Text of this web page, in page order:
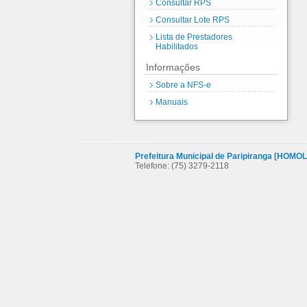
Consultar RPS
Consultar Lote RPS
Lista de Prestadores
Habilitados
Informações
Sobre a NFS-e
Manuais
Prefeitura Municipal de Paripiranga
Telefone: (75) 3279-2118